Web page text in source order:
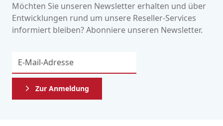
Möchten Sie unseren Newsletter erhalten und über
Entwicklungen rund um unsere Reseller-Services
informiert bleiben? Abonniere unseren Newsletter.
Zur Anmeldung